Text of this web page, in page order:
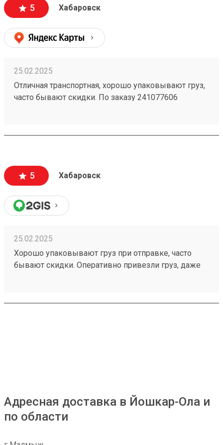
5 Хабаровск
25.02.2025
Отличная транспортная, хорошо упаковывают груз,
часто бывают скидки. По заказу 241077606
5 Хабаровск
25.02.2025
Хорошо упаковывают груз при отправке, часто
бывают скидки. Оперативно привезли груз, даже
Адресная доставка в Йошкар-Ола и
по области